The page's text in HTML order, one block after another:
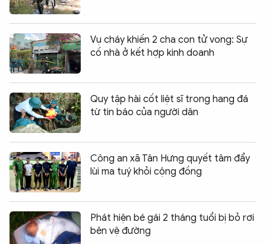
Vụ cháy khiến 2 cha con tử vong: Sự
cố nhà ở kết hợp kinh doanh
Quy tập hài cốt liệt sĩ trong hang đá
từ tin báo của người dân
Công an xã Tân Hưng quyết tâm đẩy
lùi ma tuý khỏi cộng đồng
Phát hiện bé gái 2 tháng tuổi bị bỏ rơi
bên vệ đường